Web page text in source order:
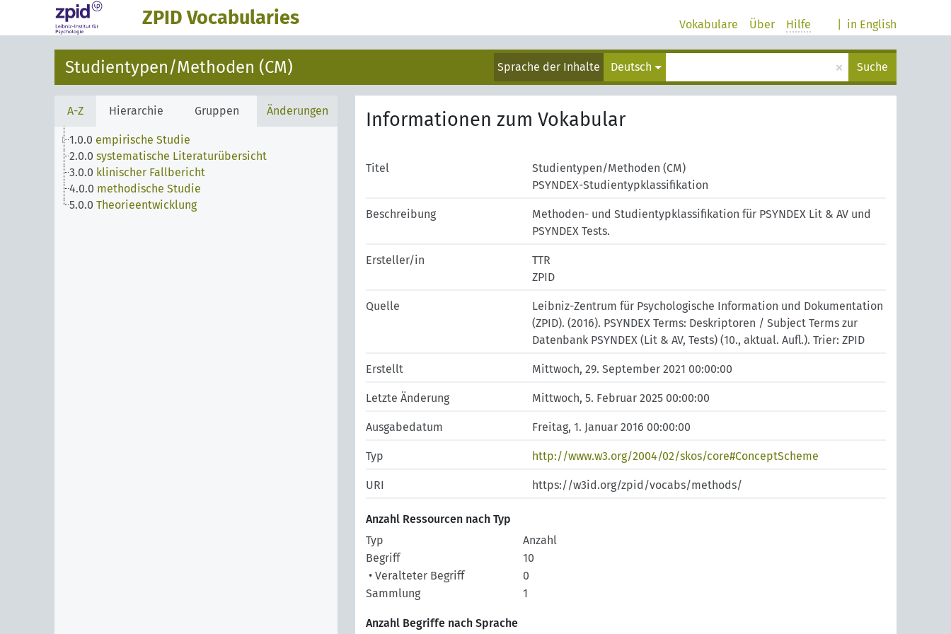
ZPID Vocabularies in English
Vokabulare Über Hilfe
Studientypen/Methoden (CM) Sprache der Inhalte Deutsch × Suche
A-Z Hierarchie Gruppen Änderungen
1.0.0 empirische Studie
2.0.0 systematische Literaturübersicht
3.0.0 klinischer Fallbericht
4.0.0 methodische Studie
5.0.0 Theorieentwicklung
Informationen zum Vokabular
Titel
Studientypen/Methoden (CM)
PSYNDEX-Studientypklassifikation
Beschreibung
Methoden- und Studientypklassifikation für PSYNDEX Lit & AV und
PSYNDEX Tests.
Ersteller/in
TTR
ZPID
Quelle
Leibniz-Zentrum für Psychologische Information und Dokumentation
(ZPID). (2016). PSYNDEX Terms: Deskriptoren / Subject Terms zur
Datenbank PSYNDEX (Lit & AV, Tests) (10., aktual. Aufl.). Trier: ZPID
Erstellt Mittwoch, 29. September 2021 00:00:00
Letzte Änderung Mittwoch, 5. Februar 2025 00:00:00
Ausgabedatum Freitag, 1. Januar 2016 00:00:00
Typ http://www.w3.org/2004/02/skos/core#ConceptScheme
URI https://w3id.org/zpid/vocabs/methods/
Anzahl Ressourcen nach Typ
Typ
Anzahl
Begriff
10
• Veralteter Begriff
0
Sammlung
1
Anzahl Begriffe nach Sprache